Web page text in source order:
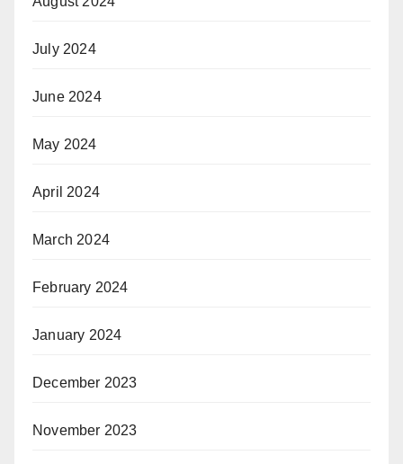
July 2024
June 2024
May 2024
April 2024
March 2024
February 2024
January 2024
December 2023
November 2023